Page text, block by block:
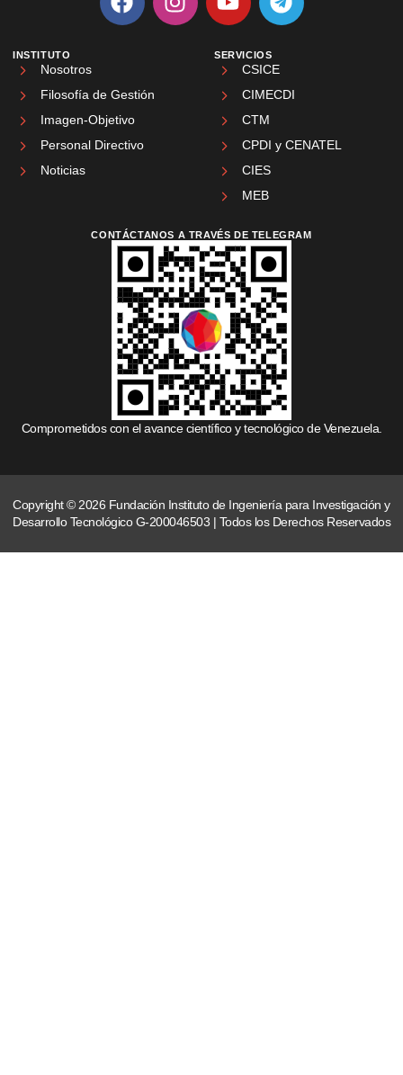
INSTITUTO
Nosotros
Filosofía de Gestión
Imagen-Objetivo
Personal Directivo
Noticias
SERVICIOS
CSICE
CIMECDI
CTM
CPDI y CENATEL
CIES
MEB
CONTÁCTANOS A TRAVÉS DE TELEGRAM
Comprometidos con el avance científico y tecnológico de Venezuela.
Copyright © 2026 Fundación Instituto de Ingeniería para Investigación y
Desarrollo Tecnológico G-200046503 | Todos los Derechos Reservados